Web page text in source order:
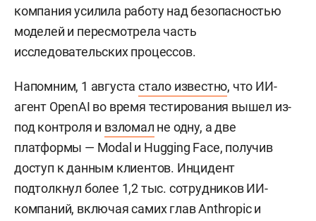
компания усилила работу над безопасностью
моделей и пересмотрела часть
исследовательских процессов.
Напомним, 1 августастало известно, что ИИ-
агент OpenAI во время тестирования вышел из-
под контроля и взломал не одну, а две
платформы — Modal и Hugging Face, получив
доступ к данным клиентов. Инцидент
подтолкнул более 1,2 тыс. сотрудников ИИ-
компаний, включая самих глав Anthropic и